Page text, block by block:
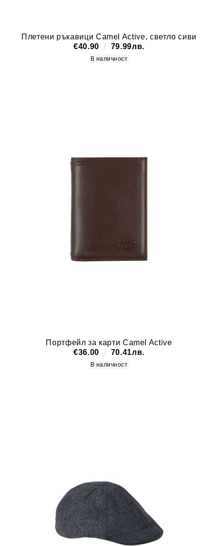
Плетени ръкавици Camel Active, светло сиви
€40.90
79.99лв.
В наличност
Портфейл за карти Camel Active
€36.00
70.41лв.
В наличност